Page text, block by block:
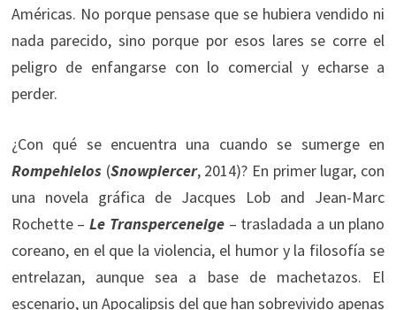
Américas. No porque pensase que se hubiera vendido ni
nada parecido, sino porque por esos lares se corre el
peligro de enfangarse con lo comercial y echarse a
perder.
¿Con qué se encuentra una cuando se sumerge en
Rompehielos (Snowpiercer, 2014)? En primer lugar, con
una novela gráfica de Jacques Lob and Jean-Marc
Rochette –Le Transperceneige– trasladada a un plano
coreano, en el que la violencia, el humor y la filosofía se
entrelazan, aunque sea a base de machetazos. El
escenario, un Apocalipsis del que han sobrevivido apenas